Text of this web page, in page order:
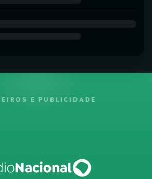
E PUBLICIDADE